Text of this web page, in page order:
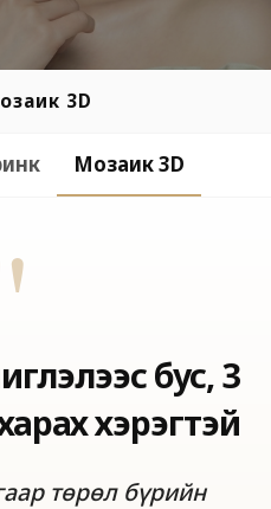
3D
Мозаик 3D
бус, 3
хэрэгтэй
төрөл бүрийн